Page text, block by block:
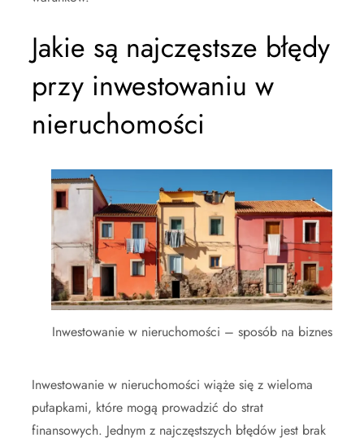
Jakie są najczęstsze błędy
przy inwestowaniu w
nieruchomości
Inwestowanie w nieruchomości – sposób na biznes
Inwestowanie w nieruchomości wiąże się z wieloma
pułapkami, które mogą prowadzić do strat
finansowych. Jednym z najczęstszych błędów jest brak